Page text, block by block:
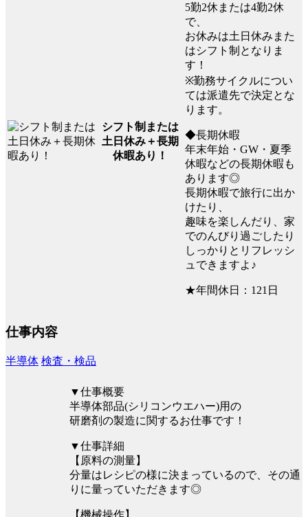
シフト制または
土日休み＋長期
休暇あり！
5勤2休または4勤2休
で、
お休みは土日休みまた
はシフト制となりま
す！
※勤務サイクルについ
ては派遣先で決定とな
ります。
◆長期休暇
年末年始・GW・夏季
休暇などの長期休暇も
あります◎
長期休暇で旅行に出か
けたり、
趣味を楽しんだり、家
でのんびり過ごしたり
しっかりとリフレッシ
ュできますよ♪
★年間休日：121日
仕事内容
半導体 検査・検品
▼仕事概要
半導体部品(シリコンウエハー)用の
研磨剤の製造に関するお仕事です！
▼仕事詳細
【原料の測量】
分量はレシピの様に決まっているので、その通
りに量っていただきます◎
【機械操作】